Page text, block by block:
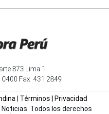
873 Lima 1
Fax: 431 2849
Términos
Privacidad
Todos los derechos